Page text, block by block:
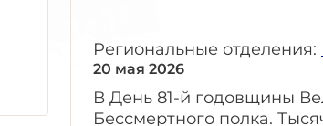
Региональные отделения:
20 мая 2026
В День 81-й годовщины
Бессмертного полка.